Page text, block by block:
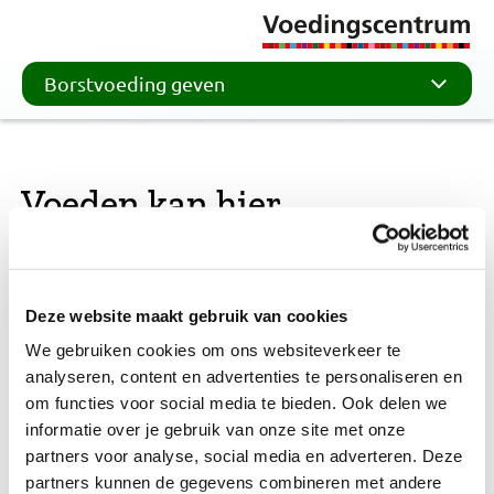
Deze website maakt gebruik van cookies
We gebruiken cookies om ons websiteverkeer te
analyseren, content en advertenties te personaliseren en
om functies voor social media te bieden. Ook delen we
informatie over je gebruik van onze site met onze
partners voor analyse, social media en adverteren. Deze
partners kunnen de gegevens combineren met andere
Borstvoeding geven
Voeden kan hier
Het beeldmerk ‘Voeden kan hier’ en de
bijbehorende database zijn komen te vervallen.
Helaas laten de huidige bezuinigingen het niet toe
om de database te vernieuwen en aan te passen
aan de eisen en wensen van deze tijd.
Ben je op zoek naar een plek om je baby te